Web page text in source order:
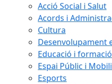
Acció Social i Salut
Acords i
Cultura
Desenvolupament
Educació i
Espai Públic i
Esports